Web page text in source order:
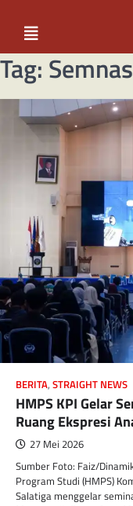
Tag: Semnas
BERITA, STRAIGHT NEWS
HMPS KPI Gelar
Ruang Ekspresi
27 Mei 2026
Sumber Foto: Faiz/
Program Studi (HMPS)
Salatiga menggelar